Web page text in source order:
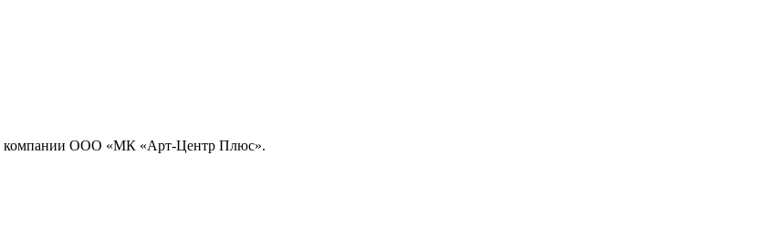
компании ООО «МК «Арт-Центр Плюс».